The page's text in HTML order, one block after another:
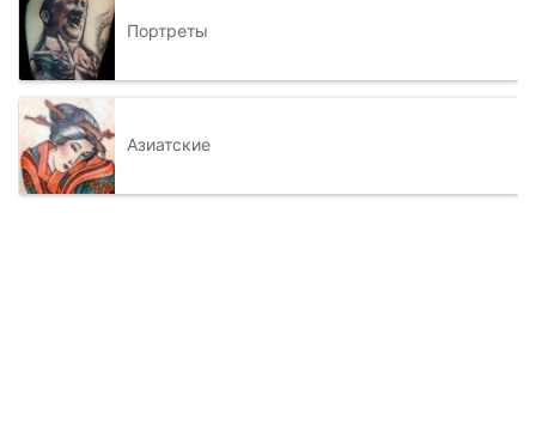
Портреты
Азиатские